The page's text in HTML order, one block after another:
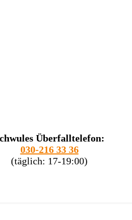
Überfalltelefon:
030-216 33 36
(täglich: 17-19:00)